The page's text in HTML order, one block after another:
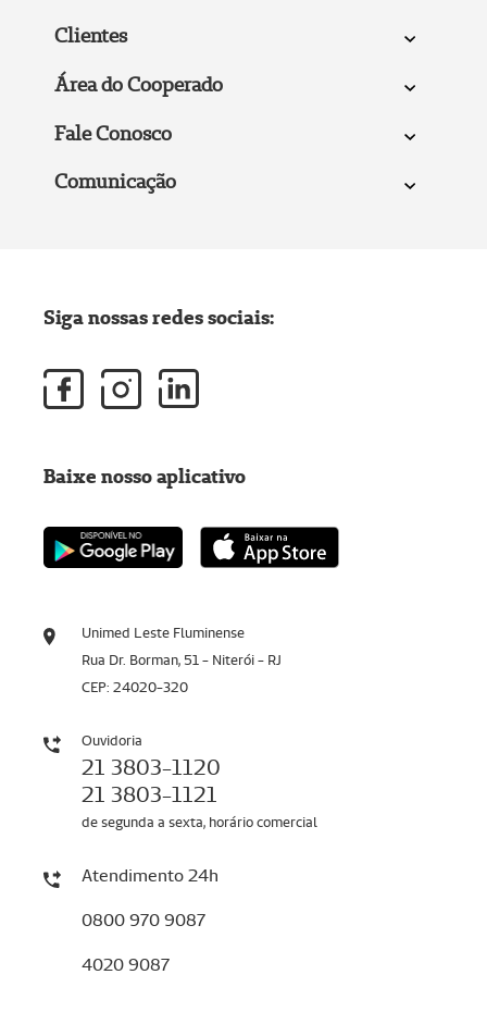
Clientes
Área do Cooperado
Fale Conosco
Comunicação
Unimed Leste Fluminense
Rua Dr. Borman, 51 - Niterói - RJ
CEP: 24020-320
Ouvidoria
21 3803-1120
21 3803-1121
de segunda a sexta, horário comercial
Atendimento 24h
0800 970 9087
4020 9087
Siga nossas redes sociais:
Baixe nosso aplicativo